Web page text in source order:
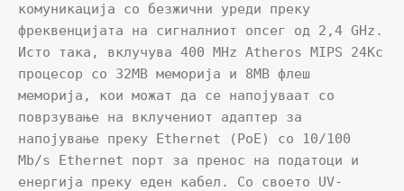
комуникација со безжични уреди преку
фреквенцијата на сигналниот опсег од 2,4 GHz.
Исто така, вклучува 400 MHz Atheros MIPS 24Kc
процесор со 32MB меморија и 8MB флеш
меморија, кои можат да се напојуваат со
поврзување на вклучениот адаптер за
напојување преку Ethernet (PoE) со 10/100
Mb/s Ethernet порт за пренос на податоци и
енергија преку еден кабел. Со своето UV-